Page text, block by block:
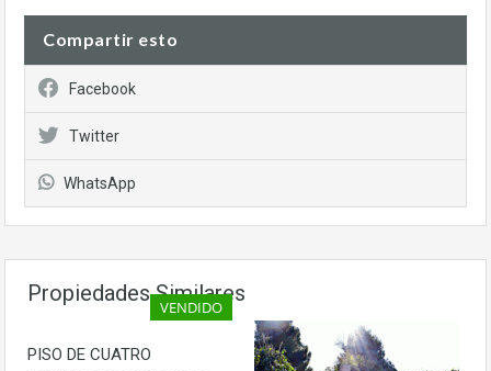
Compartir esto
Facebook
Twitter
WhatsApp
Propiedades Similares
VENDIDO
PISO DE CUATRO